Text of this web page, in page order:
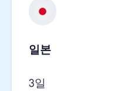
일본
3일